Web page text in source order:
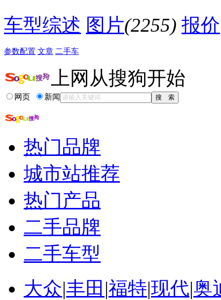
车型综述 图片(2255) 报价
参数配置 文章 二手车
上网从搜狗开始
网页 新闻
热门品牌
城市站推荐
热门产品
二手品牌
二手车型
大众|丰田 |福特|现代|奥